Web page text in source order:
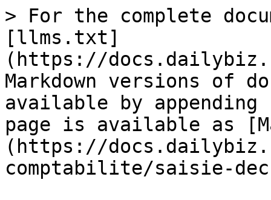
> For the complete
[llms.txt]
(https://
Markdown versions of
available by
page is available as
(https://
comptabilite/saisie-